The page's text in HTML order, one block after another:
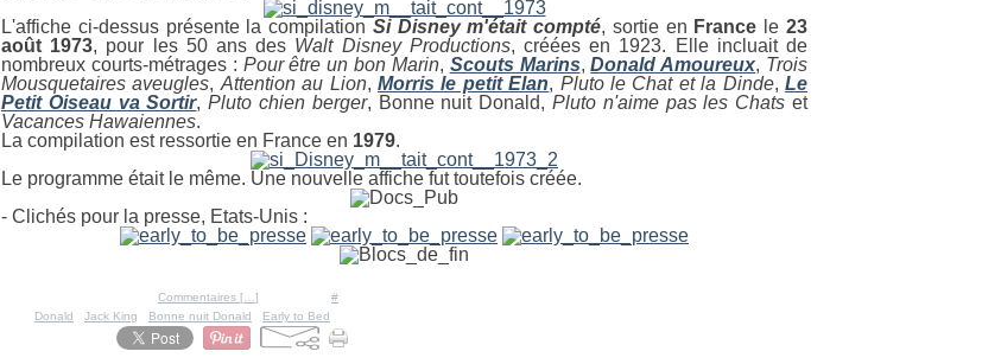
L'affiche ci-dessus présente la compilation Si Disney m'était compté, sortie en France le23
août 1973, pour les 50 ans des Walt Disney Productions, créées en 1923. Elle incluait de
nombreux courts-métrages : Pour être un bon Marin, Scouts Marins,Donald Amoureux, Trois
Mousquetaires aveugles, Attention au Lion,Morris le petit Elan, Pluto le Chat et la Dinde,Le
Petit Oiseau va Sortir,Pluto chien berger, Bonne nuit Donald,Pluto n'aime pas les Chatset
Vacances Hawaiennes.
La compilation est ressortie en France en 1979.
Le programme était le même. Une nouvelle affiche fut toutefois créée.
- Clichés pour la presse, Etats-Unis :
Commentaires [ ] #
Donald Jack King Bonne nuit Donald Early to Bed